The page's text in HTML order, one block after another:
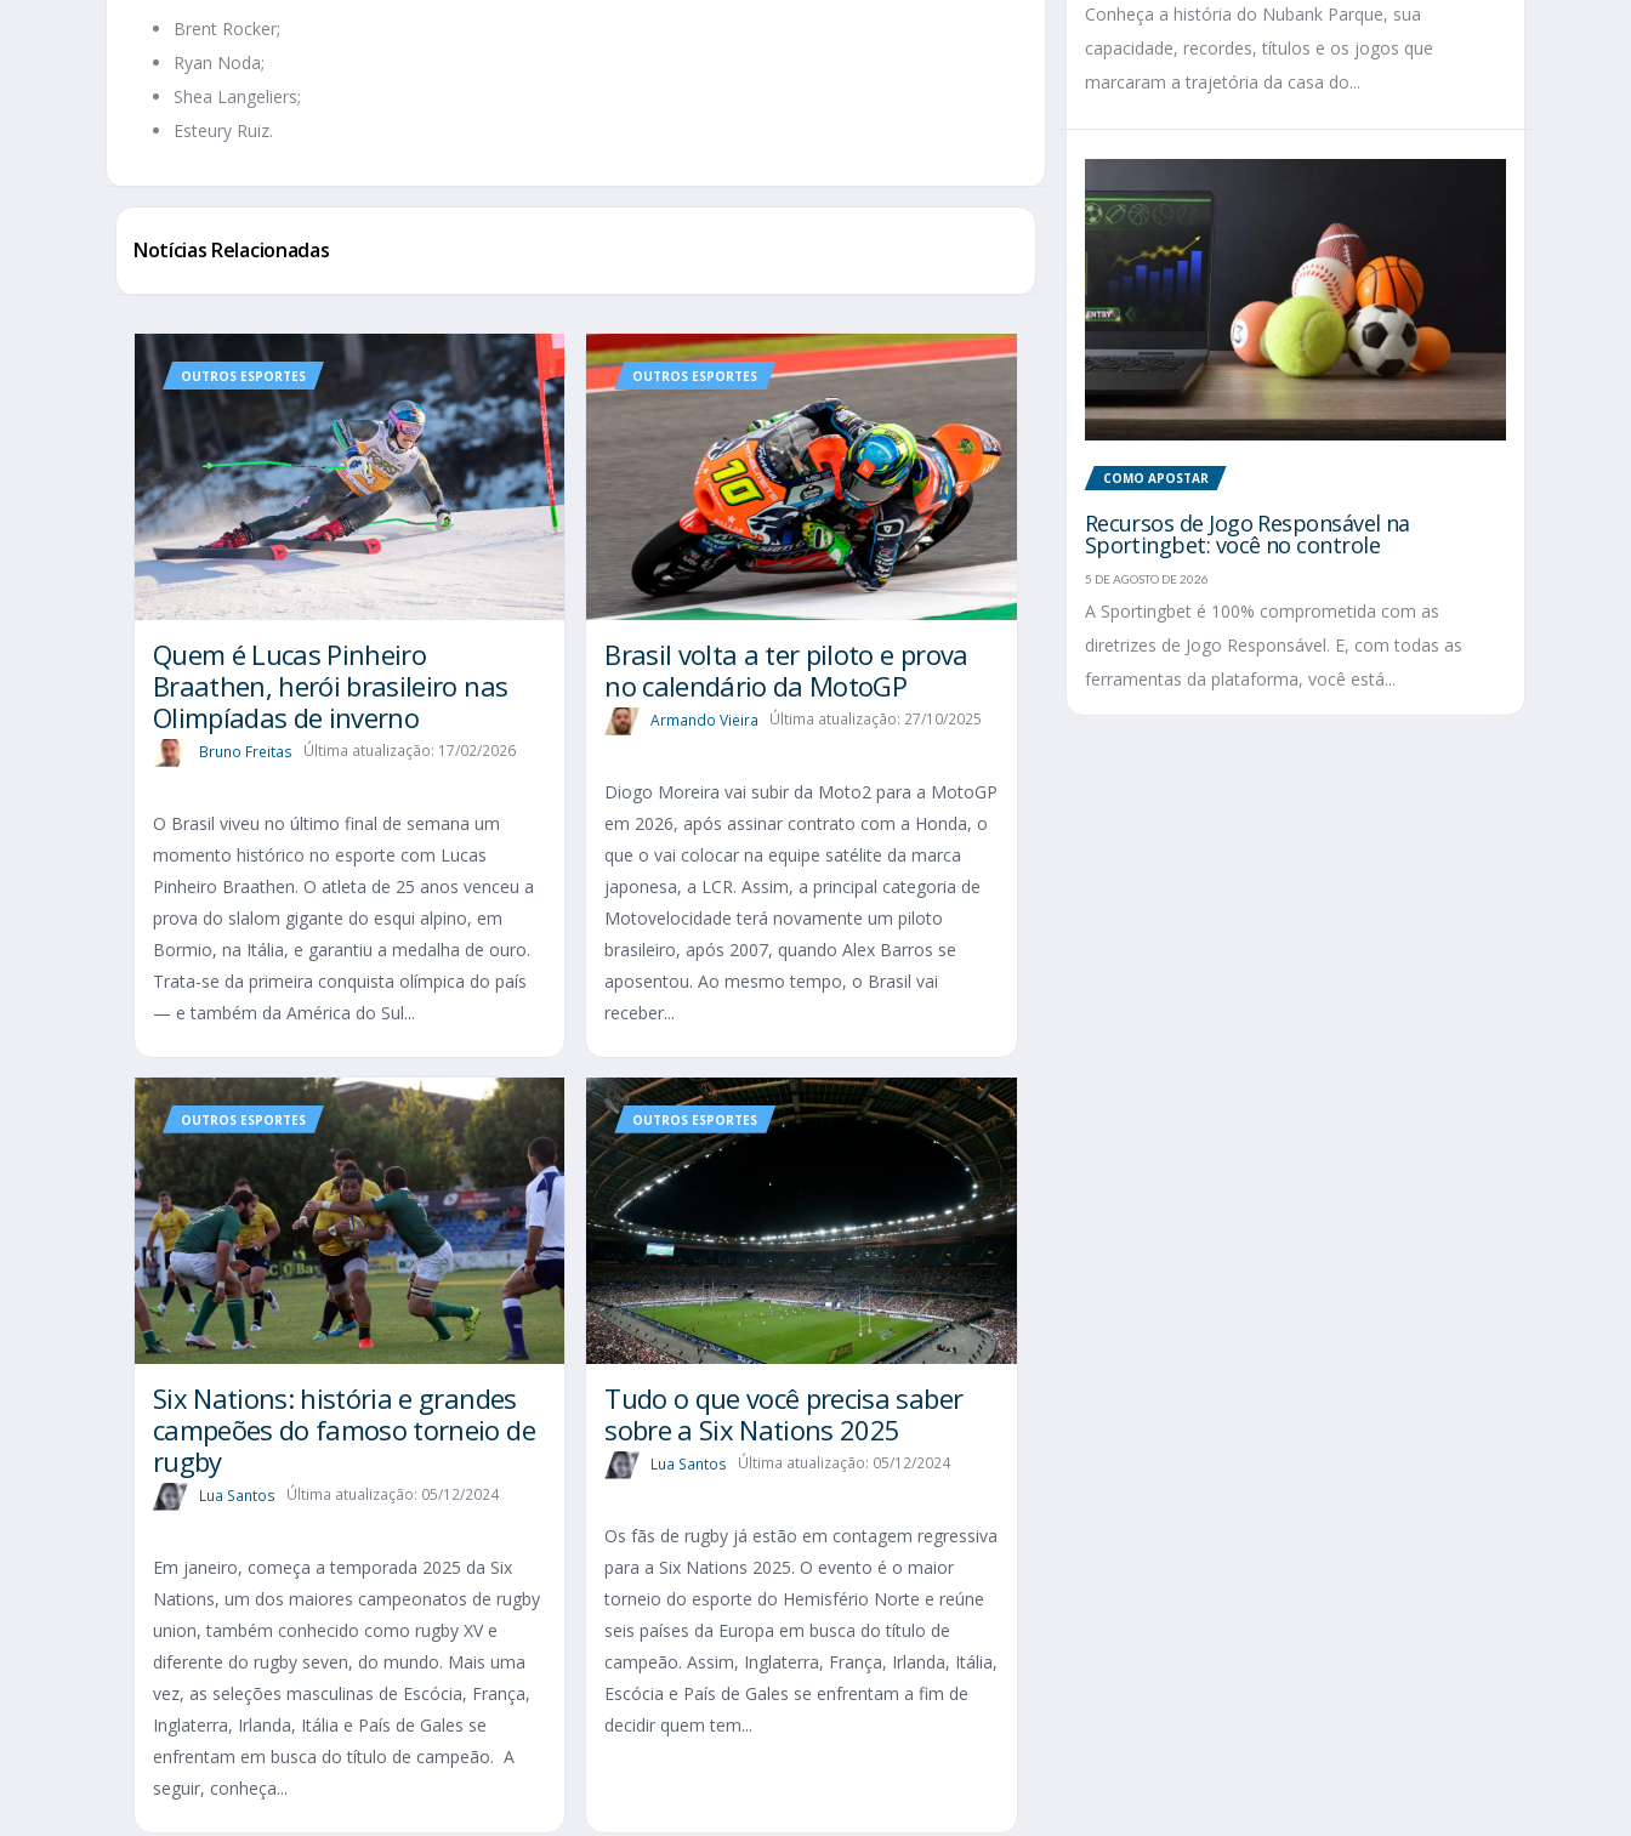
Brent Rocker;
Ryan Noda;
Shea Langeliers;
Esteury Ruiz.
Notícias Relacionadas
OUTROS ESPORTES
Quem é Lucas Pinheiro
Braathen, herói brasileiro nas
Olimpíadas de inverno
Bruno Freitas Última atualização: 17/02/2026
O Brasil viveu no último final de semana um
momento histórico no esporte com Lucas
Pinheiro Braathen. O atleta de 25 anos venceu a
prova do slalom gigante do esqui alpino, em
Bormio, na Itália, e garantiu a medalha de ouro.
Trata-se da primeira conquista olímpica do país
— e também da América do Sul...
OUTROS ESPORTES
Brasil volta a ter piloto e prova
no calendário da MotoGP
Armando Vieira Última atualização: 27/10/2025
Diogo Moreira vai subir da Moto2 para a MotoGP
em 2026, após assinar contrato com a Honda, o
que o vai colocar na equipe satélite da marca
japonesa, a LCR. Assim, a principal categoria de
Motovelocidade terá novamente um piloto
brasileiro, após 2007, quando Alex Barros se
aposentou. Ao mesmo tempo, o Brasil vai
receber...
OUTROS ESPORTES
Six Nations​: história e grandes
campeões do famoso torneio de
rugby
Lua Santos Última atualização: 05/12/2024
Em janeiro, começa a temporada 2025 da Six
Nations, um dos maiores campeonatos de rugby
union, também conhecido como rugby XV e
diferente do rugby seven, do mundo. Mais uma
vez, as seleções masculinas de Escócia, França,
Inglaterra, Irlanda, Itália e País de Gales se
enfrentam em busca do título de campeão. A
seguir, conheça...
OUTROS ESPORTES
Tudo o que você precisa saber
sobre a Six Nations 2025​
Lua Santos Última atualização: 05/12/2024
Os fãs de rugby já estão em contagem regressiva
para a Six Nations 2025. O evento é o maior
torneio do esporte do Hemisfério Norte e reúne
seis países da Europa em busca do título de
campeão. Assim, Inglaterra, França, Irlanda, Itália,
Escócia e País de Gales se enfrentam a fim de
decidir quem tem...
Conheça a história do Nubank Parque, sua
capacidade, recordes, títulos e os jogos que
marcaram a trajetória da casa do...
COMO APOSTAR
Recursos de Jogo Responsável na
Sportingbet: você no controle
5 DE AGOSTO DE 2026
A Sportingbet é 100% comprometida com as
diretrizes de Jogo Responsável. E, com todas as
ferramentas da plataforma, você está...